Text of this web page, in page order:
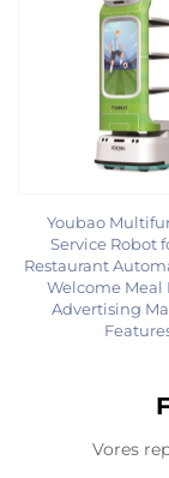
Youbao
Service Robot
Restaurant
Welcome Meal
Advertising
Vores